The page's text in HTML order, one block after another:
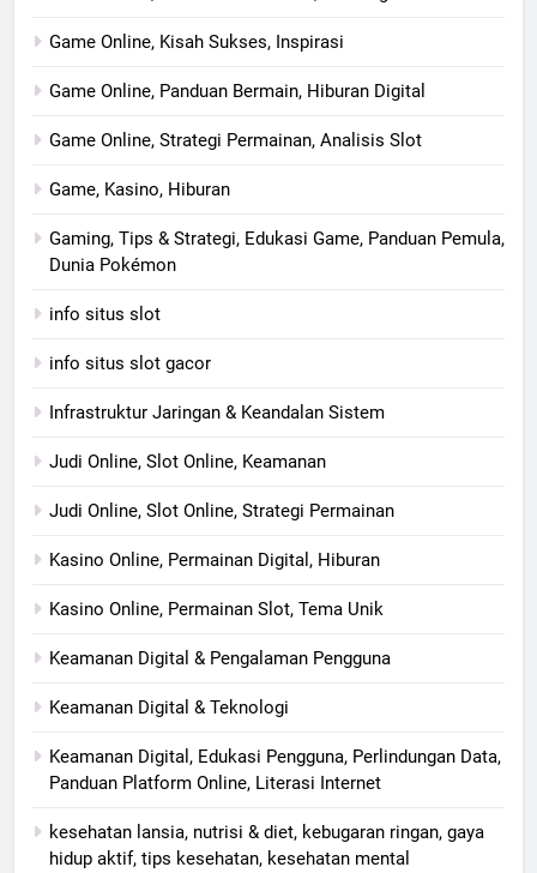
Game Online, Kisah Sukses, Inspirasi
Game Online, Panduan Bermain, Hiburan Digital
Game Online, Strategi Permainan, Analisis Slot
Game, Kasino, Hiburan
Gaming, Tips & Strategi, Edukasi Game, Panduan Pemula,
Dunia Pokémon
info situs slot
info situs slot gacor
Infrastruktur Jaringan & Keandalan Sistem
Judi Online, Slot Online, Keamanan
Judi Online, Slot Online, Strategi Permainan
Kasino Online, Permainan Digital, Hiburan
Kasino Online, Permainan Slot, Tema Unik
Keamanan Digital & Pengalaman Pengguna
Keamanan Digital & Teknologi
Keamanan Digital, Edukasi Pengguna, Perlindungan Data,
Panduan Platform Online, Literasi Internet
kesehatan lansia, nutrisi & diet, kebugaran ringan, gaya
hidup aktif, tips kesehatan, kesehatan mental